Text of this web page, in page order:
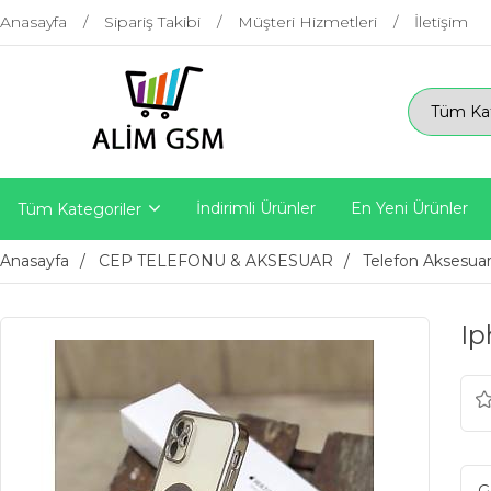
Anasayfa Sipariş Takibi Müşteri Hizmetleri İletişim
Tüm Kategoriler İndirimli Ürünler En Yeni Ürünler
Anasayfa CEP TELEFONU & AKSESUAR Telefon